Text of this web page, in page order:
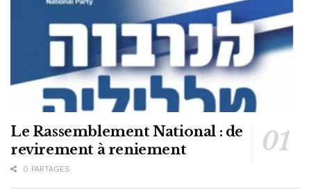
Le Rassemblement National : de
revirement à reniement
0 PARTAGES